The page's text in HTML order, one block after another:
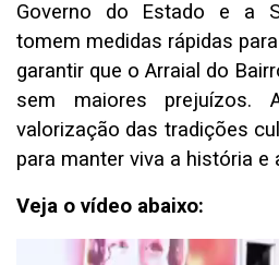
Governo do Estado e a
tomem medidas rápidas
garantir que o Arraial do
sem maiores prejuízos.
valorização das tradições
para manter viva a história e
Veja o vídeo abaixo: